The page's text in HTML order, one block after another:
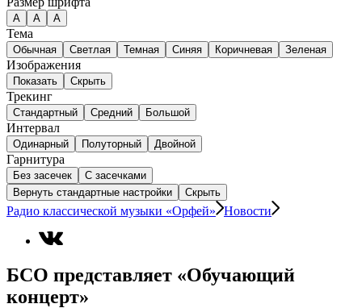
А A A
Тема
Обычная Светлая Темная Синяя Коричневая Зеленая
Изображения
Показать Скрыть
Трекинг
Стандартный Средний Большой
Интервал
Одинарный Полуторный Двойной
Гарнитура
Без засечек
С засечками
Вернуть стандартные настройки
Скрыть
Радио классической музыки «Орфей» Новости
БСО представляет «Обучающий
концерт»